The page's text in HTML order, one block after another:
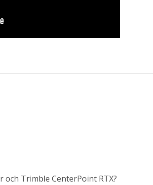
Trimble CenterPoint RTX?